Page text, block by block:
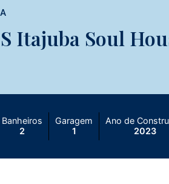
Itajuba Soul
Banheiros
2
Garagem
1
Ano de
2023